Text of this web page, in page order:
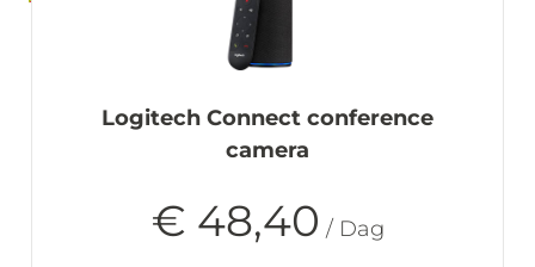
Logitech Connect conference
camera
€ 48,40 / Dag